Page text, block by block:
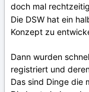
doch mal
Die DSW hat ein
Konzept zu
Dann wurden
registriert und
Das sind Dinge die